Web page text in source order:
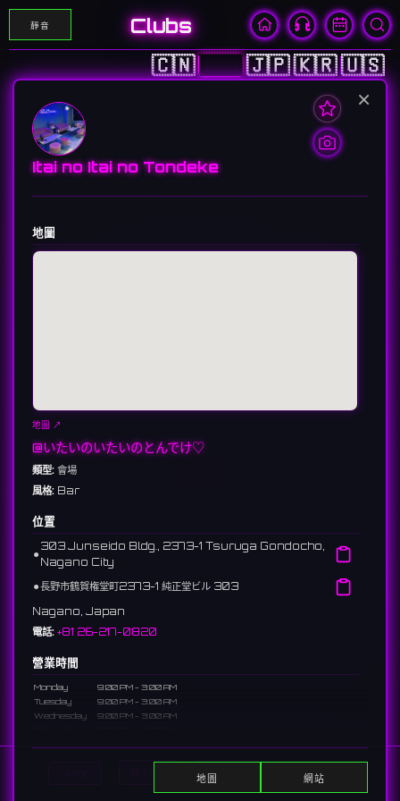
靜音 Clubs
🇨🇳🇭🇰🇯🇵🇰🇷🇺🇸
顯示活動 Search
×
Itai no Itai no Tondeke
地圖
地圖 ↗
@いたいのいたいのとんでけ♡
類型: 會場
風格: Bar
位置
⚫︎
303 Junseido Bldg., 2373-1 Tsuruga Gondocho,
Nagano City
⚫︎長野市鶴賀権堂町2373-1 純正堂ビル 303
Nagano, Japan
電話: +81 26-217-0820
營業時間
Monday
9:00 PM - 3:00 AM
Tuesday
9:00 PM - 3:00 AM
Wednesday
9:00 PM - 3:00 AM
地圖 網站